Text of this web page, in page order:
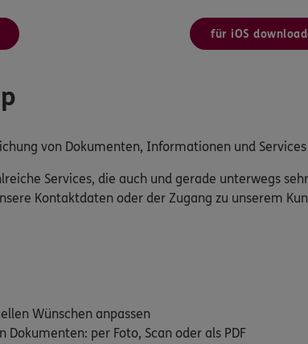
für iOS
von Dokumenten, Informationen und
Services, die auch und gerade unterwegs
Kontaktdaten oder der Zugang zu unserem
Wünschen anpassen
Dokumenten: per Foto, Scan oder als PDF